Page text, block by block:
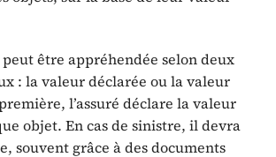
être appréhendée selon deux
: la valeur déclarée ou la valeur
l’assuré déclare la valeur
objet. En cas de sinistre, il devra
souvent grâce à des documents